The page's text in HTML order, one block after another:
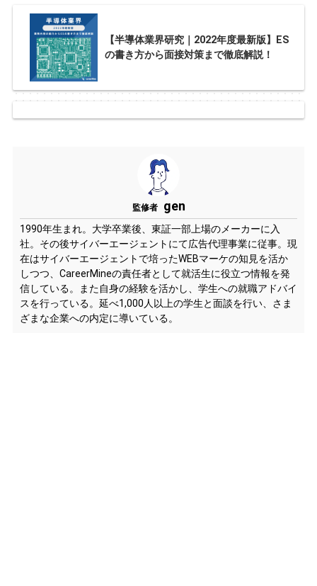
【半導体業界研究｜2022年度最新版】ES
の書き方から面接対策まで徹底解説！
監修者 gen
1990年生まれ。大学卒業後、東証一部上場のメーカーに入
社。その後サイバーエージェントにて広告代理事業に従事。現
在はサイバーエージェントで培ったWEBマーケの知見を活か
しつつ、CareerMineの責任者として就活生に役立つ情報を発
信している。また自身の経験を活かし、学生への就職アドバイ
スを行っている。延べ1,000人以上の学生と面談を行い、さま
ざまな企業への内定に導いている。